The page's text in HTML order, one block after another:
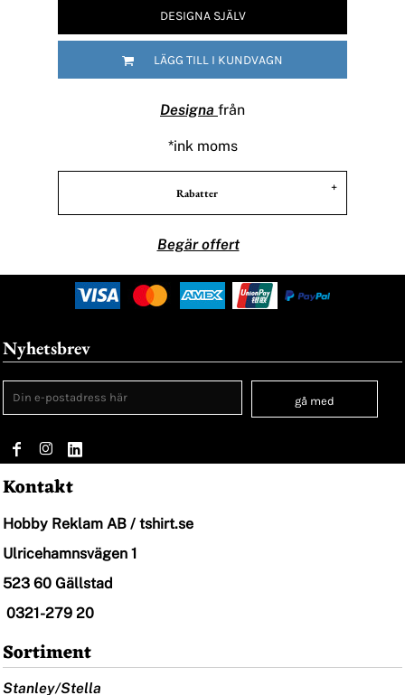
DESIGNA SJÄLV
LÄGG TILL I KUNDVAGN
Designa från
*ink moms
Rabatter
Begär offert
Nyhetsbrev
gå med
Kontakt
Hobby Reklam AB / tshirt.se
Ulricehamnsvägen 1
523 60 Gällstad
0321-279 20
Sortiment
Stanley/Stella